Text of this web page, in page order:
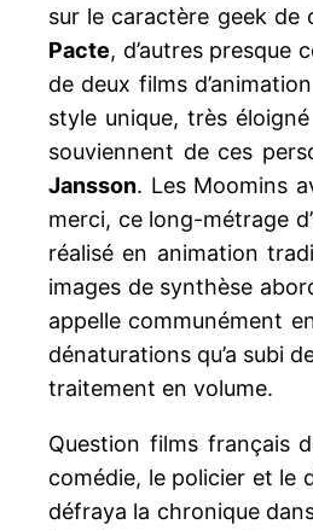
sur le caractère geek de
Pacte, d’autres presque
de deux films
style unique, très
souviennent de ces
Jansson. Les Moomins
merci, ce long-métrage
réalisé en animation
images de synthèse
appelle communément
dénaturations qu’a subi
traitement en volume.
Question films français
comédie, le policier et le
défraya la chronique